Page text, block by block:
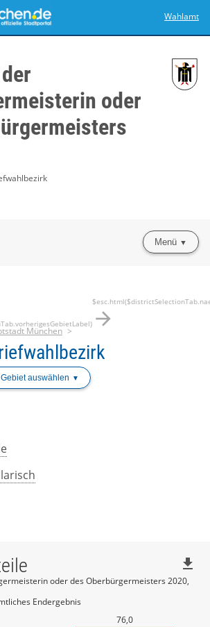
Wahlamt
oder
Menü
arrow_forward
München
auswählen
76,0
oder des Oberbürgermeisters 2020,
Endergebnis
file_download